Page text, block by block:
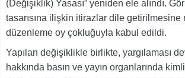
(Değişiklik) Yasası” yeniden ele alındı.
tasarısına ilişkin itirazlar dile getirilmesine
düzenleme oy çokluğuyla kabul edildi.
Yapılan değişiklikle birlikte, yargılaması
hakkında basın ve yayın organlarında